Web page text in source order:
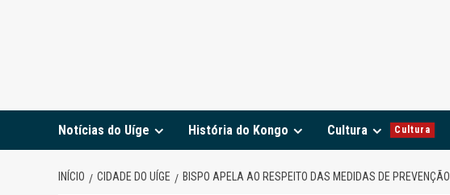
Notícias do Uíge História do Kongo Cultura Cultura
INÍCIO CIDADE DO UÍGE BISPO APELA AO RESPEITO DAS MEDIDAS DE PREVENÇÃO